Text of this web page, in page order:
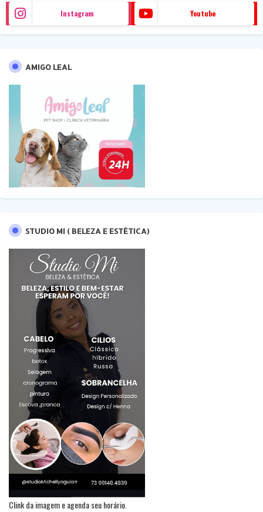
Instagram Youtube
AMIGO LEAL
STUDIO MI ( BELEZA E ESTÉTICA)
Clink da imagem e agenda seu horário.